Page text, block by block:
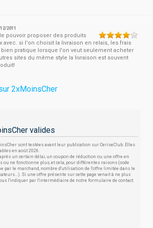
2011
pouvoir proposer des produits
avec. si l'on choisit la livraison en relais, les frais
bien pratique lorsque l'on veut seulement acheter
sites du même style la livraison est souvent
2xMoinsCher
valides
sont testées avant leur publication sur CeriseClub. Elles
en août 2026.
un certain délai, un coupon de réduction ou une offre en
ou ne fonctionne plus, et cela, pour différentes raisons (code
par le marchand, nombre d'utilisation de l'offre limitée dans le
Si une offre présente sur cette page venait à ne plus
l'indiquer par l'intermédiaire de notre formulaire de contact.